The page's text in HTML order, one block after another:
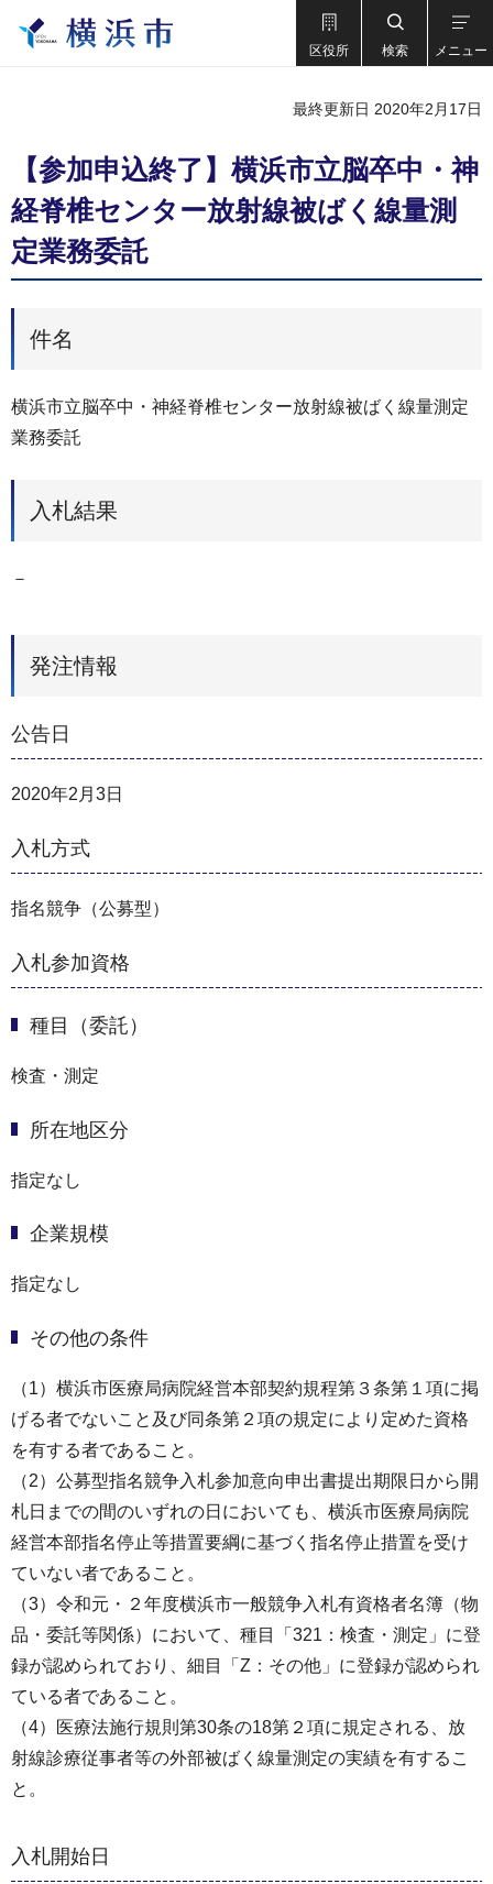
区役所 検索 メニュー
最終更新日 2020年2月17日
【参加申込終了】横浜市立脳卒中・神
経脊椎センター放射線被ばく線量測
定業務委託
件名
横浜市立脳卒中・神経脊椎センター放射線被ばく線量測定
業務委託
入札結果
－
発注情報
公告日
2020年2月3日
入札方式
指名競争（公募型）
入札参加資格
種目（委託）
検査・測定
所在地区分
指定なし
企業規模
指定なし
その他の条件
（1）横浜市医療局病院経営本部契約規程第３条第１項に掲
げる者でないこと及び同条第２項の規定により定めた資格
を有する者であること。
（2）公募型指名競争入札参加意向申出書提出期限日から開
札日までの間のいずれの日においても、横浜市医療局病院
経営本部指名停止等措置要綱に基づく指名停止措置を受け
ていない者であること。
（3）令和元・２年度横浜市一般競争入札有資格者名簿（物
品・委託等関係）において、種目「321：検査・測定」に登
録が認められており、細目「Z：その他」に登録が認められ
ている者であること。
（4）医療法施行規則第30条の18第２項に規定される、放
射線診療従事者等の外部被ばく線量測定の実績を有するこ
と。
入札開始日